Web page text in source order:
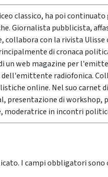
classico, ha poi
Giornalista pubblicista,
collabora con la rivista Ulisse
di cronaca
un web magazine per
radiofonica.
online. Nel suo carnet
presentazione di workshop,
moderatrice in incontri
I campi obbligatori sono